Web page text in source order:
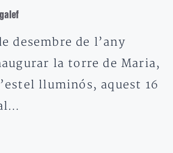
desembre de l’any
la torre de Maria,
lluminós, aquest 16